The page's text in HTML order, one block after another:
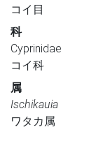
コイ目
科
Cyprinidae
コイ科
属
Ischikauia
ワタカ属